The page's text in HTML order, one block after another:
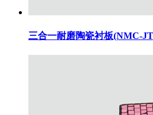
三合一耐磨陶瓷衬板(NMC-